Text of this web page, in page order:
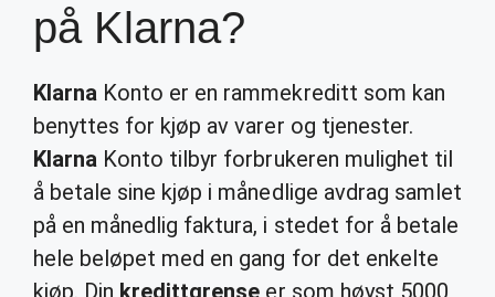
på Klarna?
Klarna Konto er en rammekreditt som kan
benyttes for kjøp av varer og tjenester.
Klarna Konto tilbyr forbrukeren mulighet til
å betale sine kjøp i månedlige avdrag samlet
på en månedlig faktura, i stedet for å betale
hele beløpet med en gang for det enkelte
kjøp. Din kredittgrense er som høyst 5000